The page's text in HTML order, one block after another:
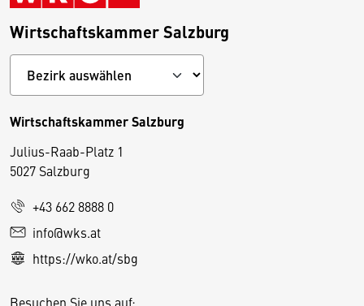
Wirtschaftskammer Salzburg
Wirtschaftskammer Salzburg
Julius-Raab-Platz 1
5027 Salzburg
+43 662 8888 0
info@wks.at
https://wko.at/sbg
Besuchen Sie uns auf:
D
e
s